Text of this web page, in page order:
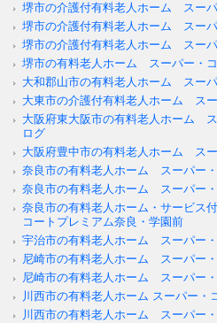
堺市の介護付有料老人ホーム スー
堺市の介護付有料老人ホーム スー
堺市の介護付有料老人ホーム スー
堺市の有料老人ホーム スーパー・
大和郡山市の有料老人ホーム スー
大東市の介護付有料老人ホーム ス
大阪府東大阪市の有料老人ホーム
ログ
大阪府豊中市の有料老人ホーム ス
奈良市の有料老人ホーム スーパー
奈良市の有料老人ホーム スーパー
奈良市の有料老人ホーム・サービス
コートプレミアム奈良・学園前
宇治市の有料老人ホーム スーパー
尼崎市の有料老人ホーム スーパー
尼崎市の有料老人ホーム スーパー
川西市の有料老人ホーム スーパー・
川西市の有料老人ホーム スーパー